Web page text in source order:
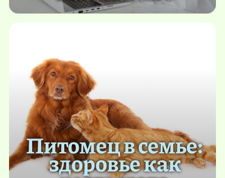
Питомец в семье:
здоровье как